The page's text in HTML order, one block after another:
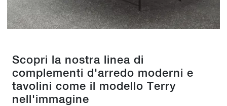
Scopri la nostra linea di
complementi d'arredo moderni e
tavolini come il modello Terry
nell'immagine